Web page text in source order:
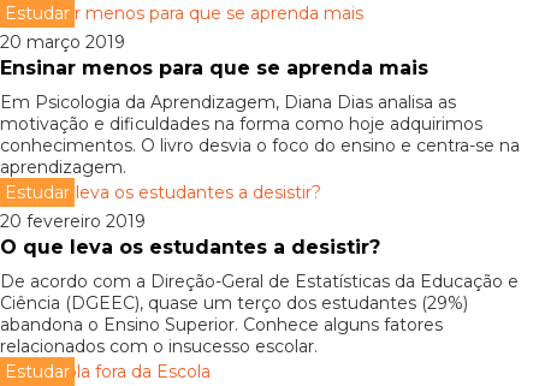
Estudar
20 março 2019
Ensinar menos para que se aprenda mais
Em Psicologia da Aprendizagem, Diana Dias analisa as
motivação e dificuldades na forma como hoje adquirimos
conhecimentos. O livro desvia o foco do ensino e centra-se na
aprendizagem.
Estudar
20 fevereiro 2019
O que leva os estudantes a desistir?
De acordo com a Direção-Geral de Estatísticas da Educação e
Ciência (DGEEC), quase um terço dos estudantes (29%)
abandona o Ensino Superior. Conhece alguns fatores
relacionados com o insucesso escolar.
Estudar